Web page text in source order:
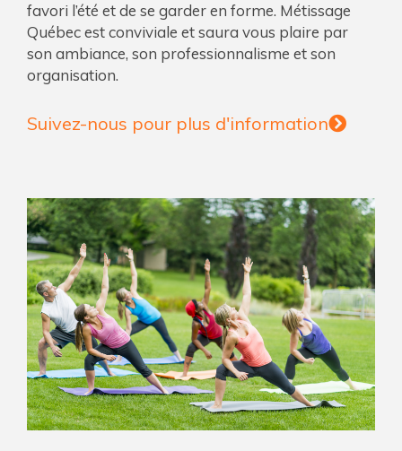
favori l’été et de se garder en forme. Métissage
Québec est conviviale et saura vous plaire par
son ambiance, son professionnalisme et son
organisation.
Suivez-nous pour plus d'information